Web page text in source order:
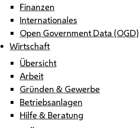
Finanzen
Internationales
Open Government Data (OGD)
Wirtschaft
Übersicht
Arbeit
Gründen & Gewerbe
Betriebsanlagen
Hilfe & Beratung